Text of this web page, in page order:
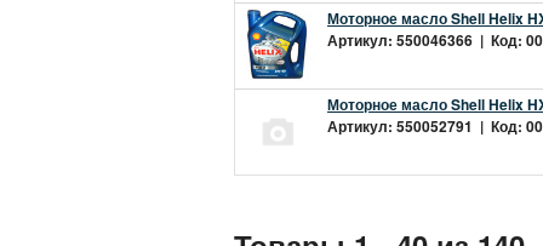
Моторное масло Shell Helix
Артикул: 550046366 | Код:
Моторное масло Shell Helix
Артикул: 550052791 | Код: